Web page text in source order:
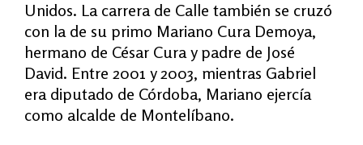
Unidos. La carrera de Calle también se cruzó
con la de su primo Mariano Cura Demoya,
hermano de César Cura y padre de José
David. Entre 2001 y 2003, mientras Gabriel
era diputado de Córdoba, Mariano ejercía
como alcalde de Montelíbano.